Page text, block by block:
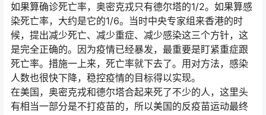
如果算确诊死亡率，奥密克戎只有德尔塔的1/2。如果算感
染死亡率，大约是它的1/6。当时中央专家组来香港的时
候，提出减少死亡、减少重症、减少感染这三个方针，这
是完全正确的。因为疫情已经暴发，最重要是盯紧重症跟
死亡率。措施一上来，死亡率就下去了。用对方法，感染
人数也很快下降，稳控疫情的目标得以实现。
在美国，奥密克戎和德尔塔合起来死了不少的人，这里头
有相当一部分是不打疫苗的，所以美国的反疫苗运动最终